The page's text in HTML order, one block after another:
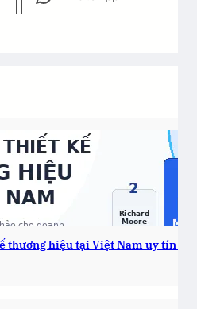
thương hiệu tại Việt Nam uy tín